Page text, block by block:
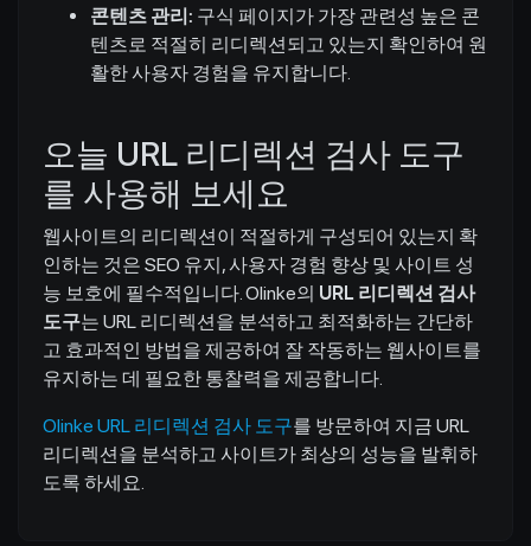
콘텐츠 관리: 구식 페이지가 가장 관련성 높은 콘
텐츠로 적절히 리디렉션되고 있는지 확인하여 원
활한 사용자 경험을 유지합니다.
오늘 URL 리디렉션 검사 도구
를 사용해 보세요
웹사이트의 리디렉션이 적절하게 구성되어 있는지 확
인하는 것은 SEO 유지, 사용자 경험 향상 및 사이트 성
능 보호에 필수적입니다. Olinke의 URL 리디렉션 검사
도구는 URL 리디렉션을 분석하고 최적화하는 간단하
고 효과적인 방법을 제공하여 잘 작동하는 웹사이트를
유지하는 데 필요한 통찰력을 제공합니다.
Olinke URL 리디렉션 검사 도구를 방문하여 지금 URL
리디렉션을 분석하고 사이트가 최상의 성능을 발휘하
도록 하세요.